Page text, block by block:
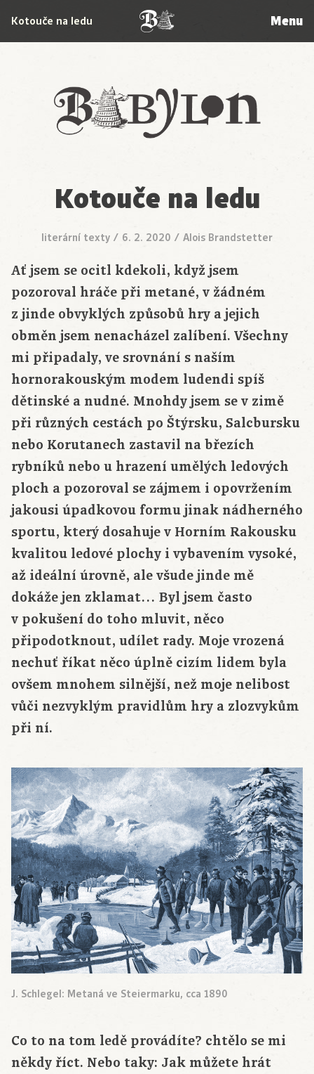
Babylon
Kotouče na ledu Menu
Kotouče na ledu
literární texty / 6. 2. 2020 / Alois Brandstetter
Ať jsem se ocitl kdekoli, když jsem
pozoroval hráče při metané, v žádném
z jinde obvyklých způsobů hry a jejich
obměn jsem nenacházel zalíbení. Všechny
mi připadaly, ve srovnání s naším
hornorakouským modem ludendi spíš
dětinské a nudné. Mnohdy jsem se v zimě
při různých cestách po Štýrsku, Salcbursku
nebo Korutanech zastavil na březích
rybníků nebo u hrazení umělých ledových
ploch a pozoroval se zájmem i opovržením
jakousi úpadkovou formu jinak nádherného
sportu, který dosahuje v Horním Rakousku
kvalitou ledové plochy i vybavením vysoké,
až ideální úrovně, ale všude jinde mě
dokáže jen zklamat… Byl jsem často
v pokušení do toho mluvit, něco
připodotknout, udílet rady. Moje vrozená
nechuť říkat něco úplně cizím lidem byla
ovšem mnohem silnější, než moje nelibost
vůči nezvyklým pravidlům hry a zlozvykům
při ní.
J. Schlegel: Metaná ve Steiermarku, cca 1890
Co to na tom ledě provádíte? chtělo se mi
někdy říct. Nebo taky: Jak můžete hrát